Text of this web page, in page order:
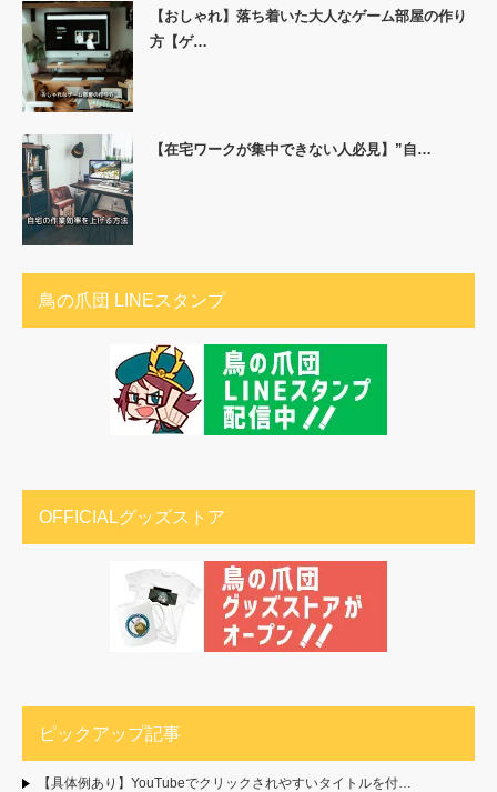
【おしゃれ】落ち着いた大人なゲーム部屋の作り
方【ゲ…
【在宅ワークが集中できない人必見】”自…
鳥の爪団 LINEスタンプ
OFFICIALグッズストア
ピックアップ記事
【具体例あり】YouTubeでクリックされやすいタイトルを付…